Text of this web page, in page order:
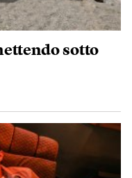
sotto